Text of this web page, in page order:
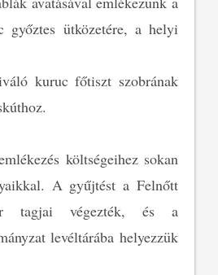
győztes ütközetére, a helyi
kuruc főtiszt szobrának
költségeihez sokan
A gyűjtést a Felnőtt
tagjai végezték, és a
levéltárába helyezzük